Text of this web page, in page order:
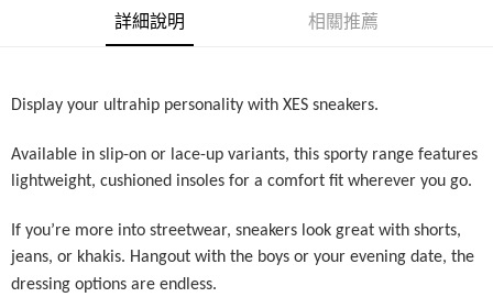
詳細說明 相關推薦
Display your ultrahip personality with XES sneakers.
Available in slip-on or lace-up variants, this sporty range features
lightweight, cushioned insoles for a comfort fit wherever you go.
If you’re more into streetwear, sneakers look great with shorts,
jeans, or khakis. Hangout with the boys or your evening date, the
dressing options are endless.